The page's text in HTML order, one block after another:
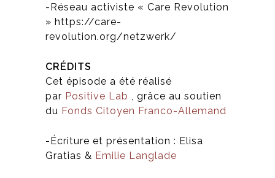
-Réseau activiste « Care Revolution
» https://care-
revolution.org/netzwerk/
CRÉDITS
Cet épisode a été réalisé
par Positive Lab
, grâce au soutien
du Fonds Citoyen Franco-Allemand
-Écriture et présentation : Elisa
Gratias & Emilie Langlade